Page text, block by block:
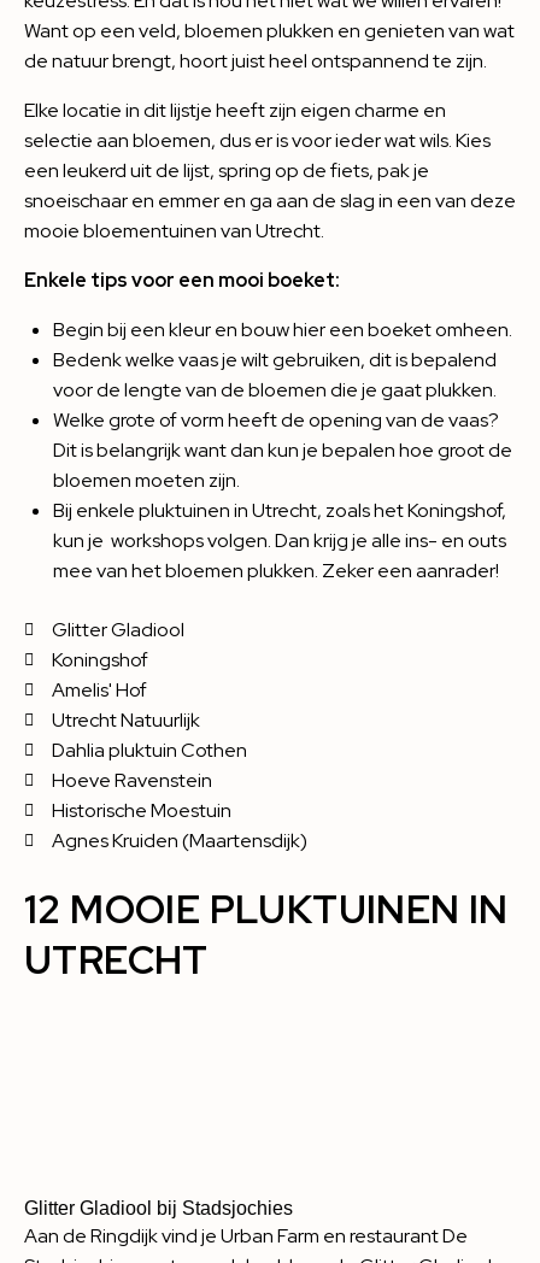
Want op een veld, bloemen plukken en genieten van wat
de natuur brengt, hoort juist heel ontspannend te zijn.
Elke locatie in dit lijstje heeft zijn eigen charme en
selectie aan bloemen, dus er is voor ieder wat wils. Kies
een leukerd uit de lijst, spring op de fiets, pak je
snoeischaar en emmer en ga aan de slag in een van deze
mooie bloementuinen van Utrecht.
Enkele tips voor een mooi boeket:
Begin bij een kleur en bouw hier een boeket omheen.
Bedenk welke vaas je wilt gebruiken, dit is bepalend
voor de lengte van de bloemen die je gaat plukken.
Welke grote of vorm heeft de opening van de vaas?
Dit is belangrijk want dan kun je bepalen hoe groot de
bloemen moeten zijn.
Bij enkele pluktuinen in Utrecht, zoals het Koningshof,
kun je workshops volgen. Dan krijg je alle ins- en outs
mee van het bloemen plukken. Zeker een aanrader!
Glitter Gladiool
Koningshof
Amelis' Hof
Utrecht Natuurlijk
Dahlia pluktuin Cothen
Hoeve Ravenstein
Historische Moestuin
Agnes Kruiden (Maartensdijk)
12 MOOIE PLUKTUINEN IN
UTRECHT
Glitter Gladiool bij Stadsjochies
Aan de Ringdijk vind je Urban Farm en restaurant De